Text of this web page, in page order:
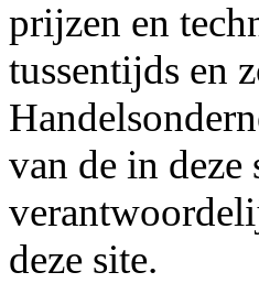
prijzen en
tussentijds en
van de in
deze site.